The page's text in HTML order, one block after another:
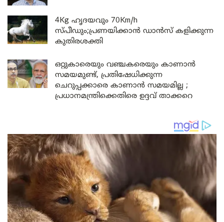
4Kg ഹൃദയവും 70Km/h
സ്പീഡും;പ്രണയിക്കാൻ ഡാൻസ് കളിക്കുന്ന
കുതിരശക്തി
ഒറ്റുകാരെയും വഞ്ചകരെയും കാണാൻ
സമയമുണ്ട്, പ്രതിഷേധിക്കുന്ന
ചെറുപ്പക്കാരെ കാണാൻ സമയമില്ല ;
പ്രധാനമന്ത്രിക്കെതിരെ ഉദ്ദവ് താക്കറെ